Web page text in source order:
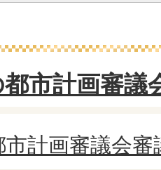
市計画審議
計画審議会